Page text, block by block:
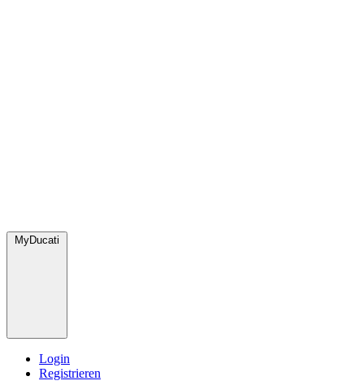
MyDucati
Login
Registrieren